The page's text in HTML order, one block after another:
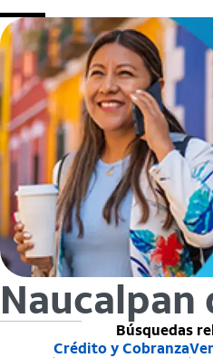
Buscar
AT & T
Naucalpan
Búsquedas
Crédito y Cobranza